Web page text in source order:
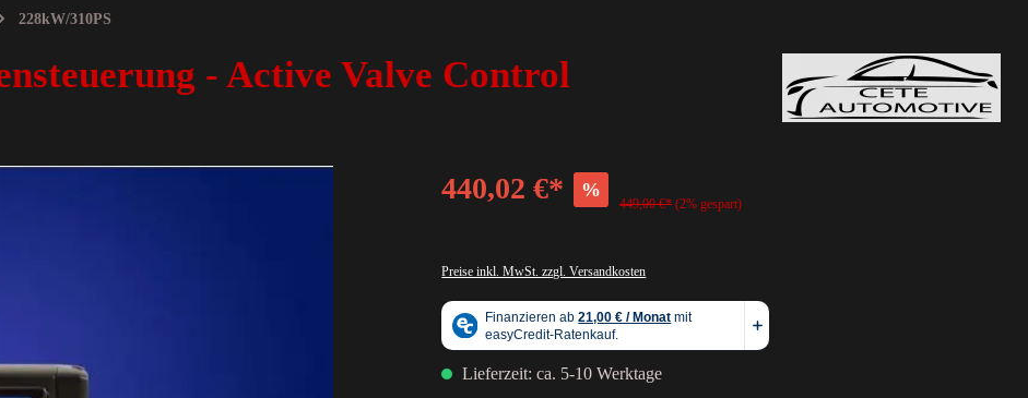
228kW/310PS
- Active Valve Control
440,02 €* %
449,00 €* (2% gespart)
Preise inkl. MwSt. zzgl. Versandkosten
Lieferzeit: ca. 5-10 Werktage